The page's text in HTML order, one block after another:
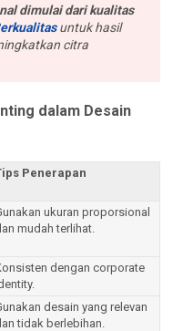
dimulai dari kualitas
untuk hasil
citra
dalam Desain
Penerapan
ukuran proporsional
mudah terlihat.
dengan corporate
desain yang relevan
tidak berlebihan.